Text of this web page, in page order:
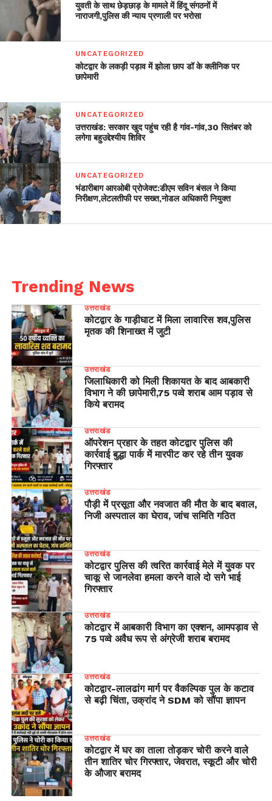
युवती के साथ छेड़छाड़ के मामले में हिंदू संगठनों में
नाराजगी,पुलिस की न्याय प्रणाली पर भरोसा
UNCATEGORIZED
कोटद्वार के लकड़ी पड़ाव में झोला छाप डॉ के क्लीनिक पर
छापेमारी
UNCATEGORIZED
उत्तराखंड: सरकार खुद पहुंच रही है गांव-गांव,30 सितंबर को
लगेगा बहुउद्देश्यीय शिविर
UNCATEGORIZED
भंडारीबाग आरओबी प्रोजेक्ट:डीएम सविन बंसल ने किया
निरीक्षण,लेटलतीफी पर सख्त,नोडल अधिकारी नियुक्त
Trending News
उत्तराखंड
कोटद्वार के गाड़ीघाट में मिला लावारिस शव,पुलिस
मृतक की शिनाख्त में जुटी
उत्तराखंड
जिलाधिकारी को मिली शिकायत के बाद आबकारी
विभाग ने की छापेमारी,75 पव्वे शराब आम पड़ाव से
किये बरामद
उत्तराखंड
ऑपरेशन प्रहार के तहत कोटद्वार पुलिस की
कार्रवाई बुद्धा पार्क में मारपीट कर रहे तीन युवक
गिरफ्तार
उत्तराखंड
पौड़ी में प्रसूता और नवजात की मौत के बाद बवाल,
निजी अस्पताल का घेराव, जांच समिति गठित
उत्तराखंड
कोटद्वार पुलिस की त्वरित कार्रवाई मेले में युवक पर
चाकू से जानलेवा हमला करने वाले दो सगे भाई
गिरफ्तार
उत्तराखंड
कोटद्वार में आबकारी विभाग का एक्शन, आमपड़ाव से
75 पव्वे अवैध रूप से अंग्रेजी शराब बरामद
उत्तराखंड
​कोटद्वार-लालढांग मार्ग पर वैकल्पिक पुल के कटाव
से बढ़ी चिंता, उक्रांद ने SDM को सौंपा ज्ञापन
उत्तराखंड
कोटद्वार में घर का ताला तोड़कर चोरी करने वाले
तीन शातिर चोर गिरफ्तार, जेवरात, स्कूटी और चोरी
के औजार बरामद